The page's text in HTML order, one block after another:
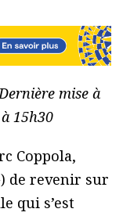
mise à
15h30
Coppola,
de revenir sur
qui s’est